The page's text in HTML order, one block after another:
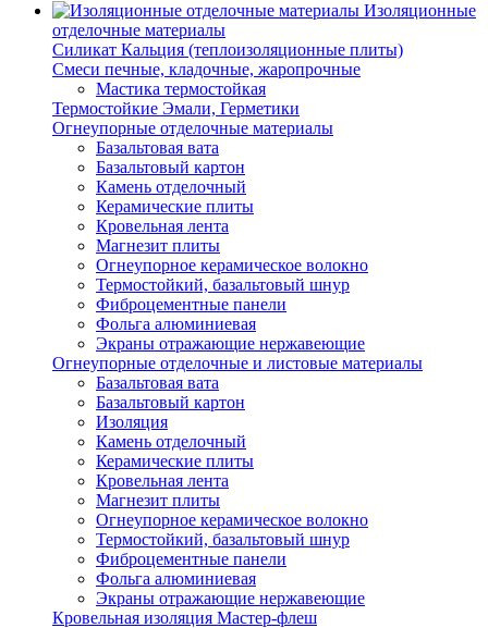
Изоляционные
отделочные материалы
Силикат Кальция (теплоизоляционные плиты)
Смеси печные, кладочные, жаропрочные
Мастика термостойкая
Термостойкие Эмали, Герметики
Огнеупорные отделочные материалы
Базальтовая вата
Базальтовый картон
Камень отделочный
Керамические плиты
Кровельная лента
Магнезит плиты
Огнеупорное керамическое волокно
Термостойкий, базальтовый шнур
Фиброцементные панели
Фольга алюминиевая
Экраны отражающие нержавеющие
Огнеупорные отделочные и листовые материалы
Базальтовая вата
Базальтовый картон
Изоляция
Камень отделочный
Керамические плиты
Кровельная лента
Магнезит плиты
Огнеупорное керамическое волокно
Термостойкий, базальтовый шнур
Фиброцементные панели
Фольга алюминиевая
Экраны отражающие нержавеющие
Кровельная изоляция Мастер-флеш